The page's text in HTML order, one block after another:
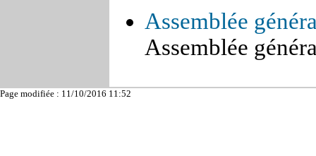
Assemblée
Assemblée
Page modifiée : 11/10/2016 11:52